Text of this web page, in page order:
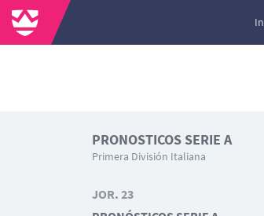
PRONOSTICOS SERIE A
Primera División Italiana
JOR. 23